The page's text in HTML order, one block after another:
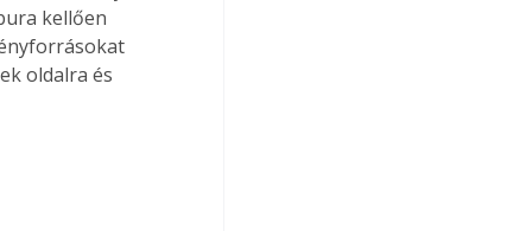
kellően
oldalra és